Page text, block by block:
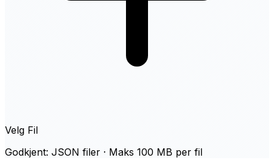
Velg Fil
Godkjent: JSON filer · Maks 100 MB per fil